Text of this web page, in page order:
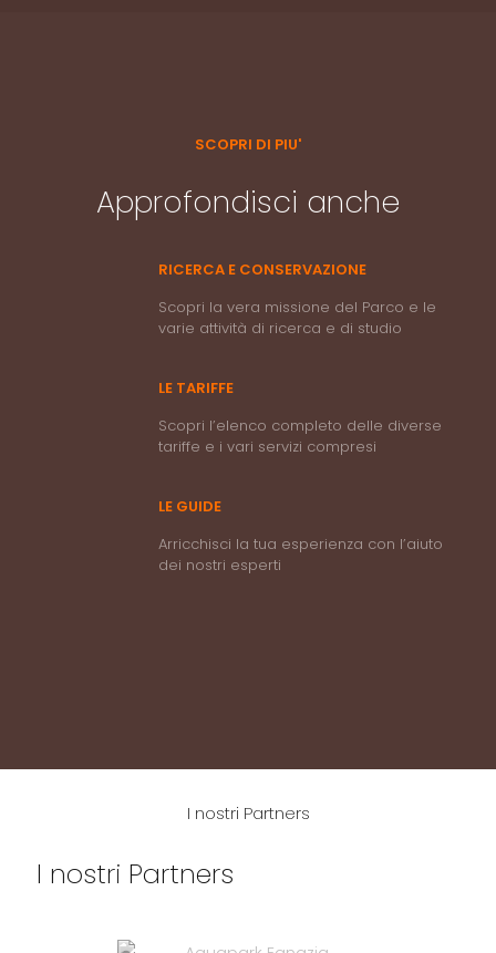
SCOPRI DI PIU'
Approfondisci anche
RICERCA E CONSERVAZIONE
Scopri la vera missione del Parco e le
varie attività di ricerca e di studio
LE TARIFFE
Scopri l’elenco completo delle diverse
tariffe e i vari servizi compresi
LE GUIDE
Arricchisci la tua esperienza con l’aiuto
dei nostri esperti
I nostri Partners
I nostri Partners